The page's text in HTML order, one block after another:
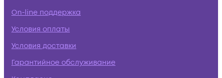
On-line поддержка
Условия оплаты
Условия доставки
Гарантийное обслуживание